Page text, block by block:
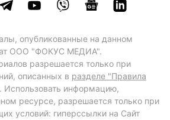
опубликованные на данном
ООО "ФОКУС МЕДИА".
разрешается только при
описанных в разделе "Правила
. Использовать информацию,
ресурсе, разрешается только при
условий: гиперссылки на Сайт